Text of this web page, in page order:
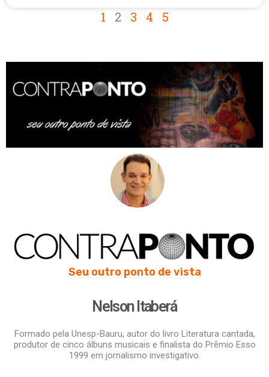
1 2 3 4 5
Seu outro ponto de vista
Nelson Itaberá
Formado pela Unesp-Bauru, autor do livro Literatura cantada,
produtor de cinco álbuns musicais e finalista do Prêmio Esso
1999 em jornalismo investigativo.